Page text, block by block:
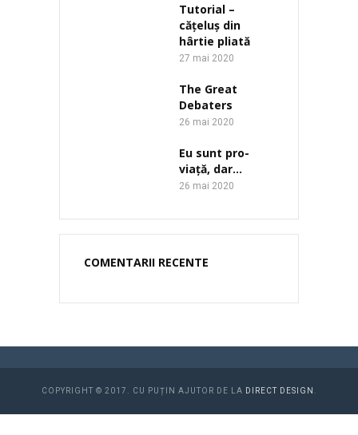
Tutorial –
cățeluș din
hârtie pliată
27 mai 2020
The Great
Debaters
26 mai 2020
Eu sunt pro-
viață, dar…
26 mai 2020
COMENTARII RECENTE
COPYRIGHT © 2017. CU PUȚIN AJUTOR DE LA DIRECT DESIGN